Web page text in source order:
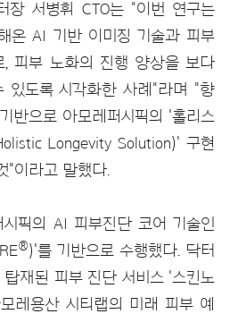
장 서병휘 CTO는 "이번 연구는
온 AI 기반 이미징 기술과 피부
, 피부 노화의 진행 양상을 보다
있도록 시각화한 사례"라며 "향
반으로 아모레퍼시픽의 '홀리스
Longevity Solution)' 구현
"이라고 말했다.
픽의 AI 피부진단 코어 기술인
®)'를 기반으로 수행했다. 닥터
재된 피부 진단 서비스 '스킨노
레용산 시티랩의 미래 피부 예